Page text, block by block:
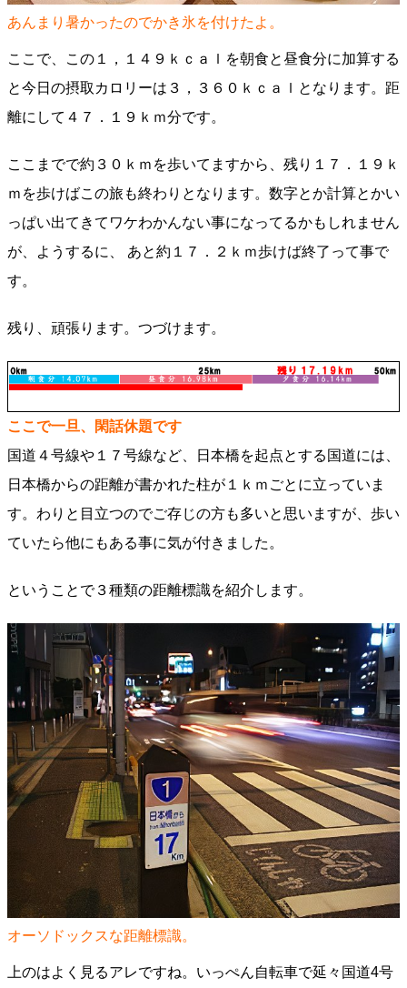
あんまり暑かったのでかき氷を付けたよ。
ここで、この１，１４９ｋｃａｌを朝食と昼食分に加算する
と今日の摂取カロリーは３，３６０ｋｃａｌとなります。距
離にして４７．１９ｋｍ分です。
ここまでで約３０ｋｍを歩いてますから、残り１７．１９ｋ
ｍを歩けばこの旅も終わりとなります。数字とか計算とかい
っぱい出てきてワケわかんない事になってるかもしれません
が、ようするに、 あと約１７．２ｋｍ歩けば終了って事で
す。
残り、頑張ります。つづけます。
ここで一旦、閑話休題です
国道４号線や１７号線など、日本橋を起点とする国道には、
日本橋からの距離が書かれた柱が１ｋｍごとに立っていま
す。わりと目立つのでご存じの方も多いと思いますが、歩い
ていたら他にもある事に気が付きました。
ということで３種類の距離標識を紹介します。
オーソドックスな距離標識。
上のはよく見るアレですね。いっぺん自転車で延々国道4号